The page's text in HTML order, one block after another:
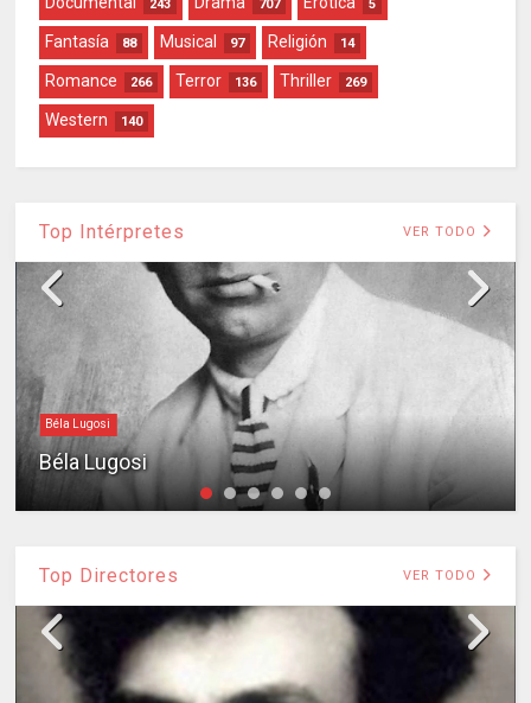
243 707 5
Fantasía 88 Musical 97 Religión 14
Romance 266 Terror 136 Thriller 269
Western 140
Top Intérpretes VER TODO
Béla Lugosi
Béla Lugosi
Top Directores VER TODO